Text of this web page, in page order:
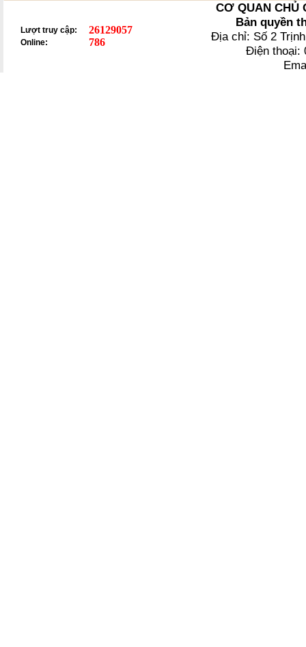
Lượt truy cập: 26129057
Online: 786
CƠ QUAN CHỦ
Bản quyền
Địa chỉ: Số 2
Điện